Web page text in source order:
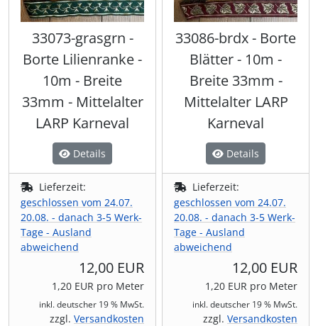
33073-grasgrn -
Borte Lilienranke -
10m - Breite
33mm - Mittelalter
LARP Karneval
Details
Lieferzeit:
geschlossen vom 24.07.
20.08. - danach 3-5 Werk-
Tage - Ausland
abweichend
12,00 EUR
1,20 EUR pro Meter
inkl. deutscher 19 % MwSt.
zzgl. Versandkosten
33086-brdx - Borte
Blätter - 10m -
Breite 33mm -
Mittelalter LARP
Karneval
Details
Lieferzeit:
geschlossen vom 24.07.
20.08. - danach 3-5 Werk-
Tage - Ausland
abweichend
12,00 EUR
1,20 EUR pro Meter
inkl. deutscher 19 % MwSt.
zzgl. Versandkosten